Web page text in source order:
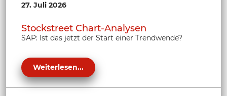
27. Juli 2026
Stockstreet Chart-Analysen
SAP: Ist das jetzt der Start einer Trendwende?
Weiterlesen...